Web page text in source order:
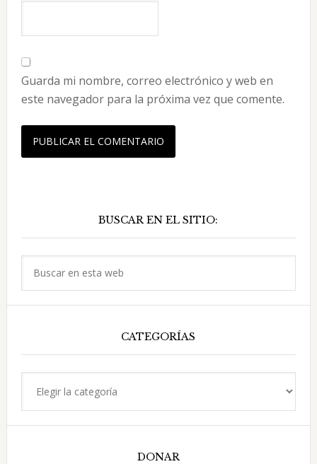
Guarda mi nombre, correo electrónico y web en
este navegador para la próxima vez que comente.
principal
BUSCAR EN EL SITIO:
CATEGORÍAS
DONAR